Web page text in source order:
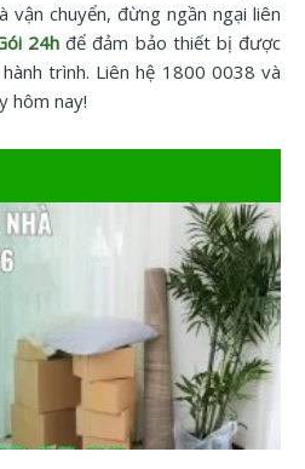
chuyển, đừng ngần ngại liên
24h để đảm bảo thiết bị được
trình. Liên hệ 1800 0038 và
hôm nay!